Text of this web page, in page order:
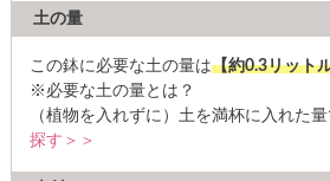
土の量
この鉢に必要な土の量は【約0.3リット
※必要な土の量とは？
（植物を入れずに）土を満杯に入れた
探す＞＞